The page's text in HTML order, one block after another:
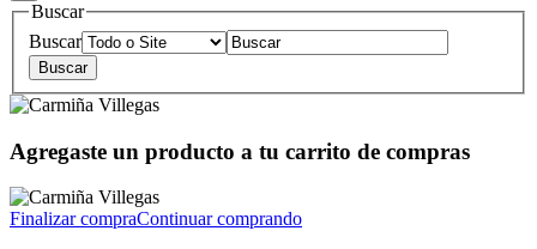
Buscar
Buscar
Agregaste un producto a tu carrito de compras
Finalizar compraContinuar comprando